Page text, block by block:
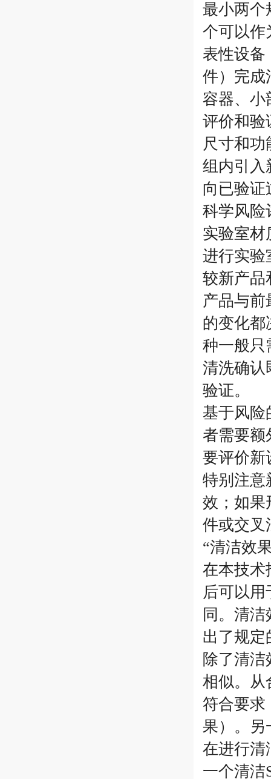
最小两个
个可以作
表性设备
件）完成
容器、小
评价和验
尺寸和
组内引入
向已验证
科学风险
实验室材
进行实验
较新产品
产品与
的变化都
种一般只
清洗确认
验证。
基于风险
者需要额
要评价新
特别注意
效；如果
件或交叉
“清洁效
在本技术
后可以
同。清
出了规定
除了清
相似。从
符合要求
果）。另
在进行清
一个清洁